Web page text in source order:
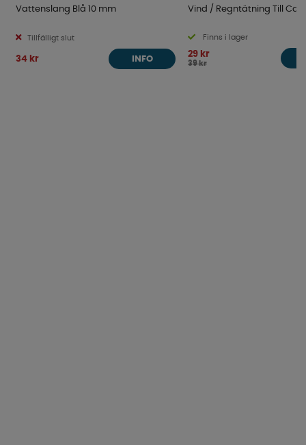
Vattenslang Blå 10 mm
Tillfälligt slut
34 kr INFO
Vind / Regntätning Till
Finns i lager
29 kr
39 kr